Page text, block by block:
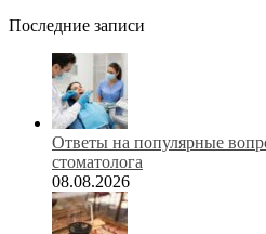
Последние записи
Ответы на популярные
стоматолога
08.08.2026